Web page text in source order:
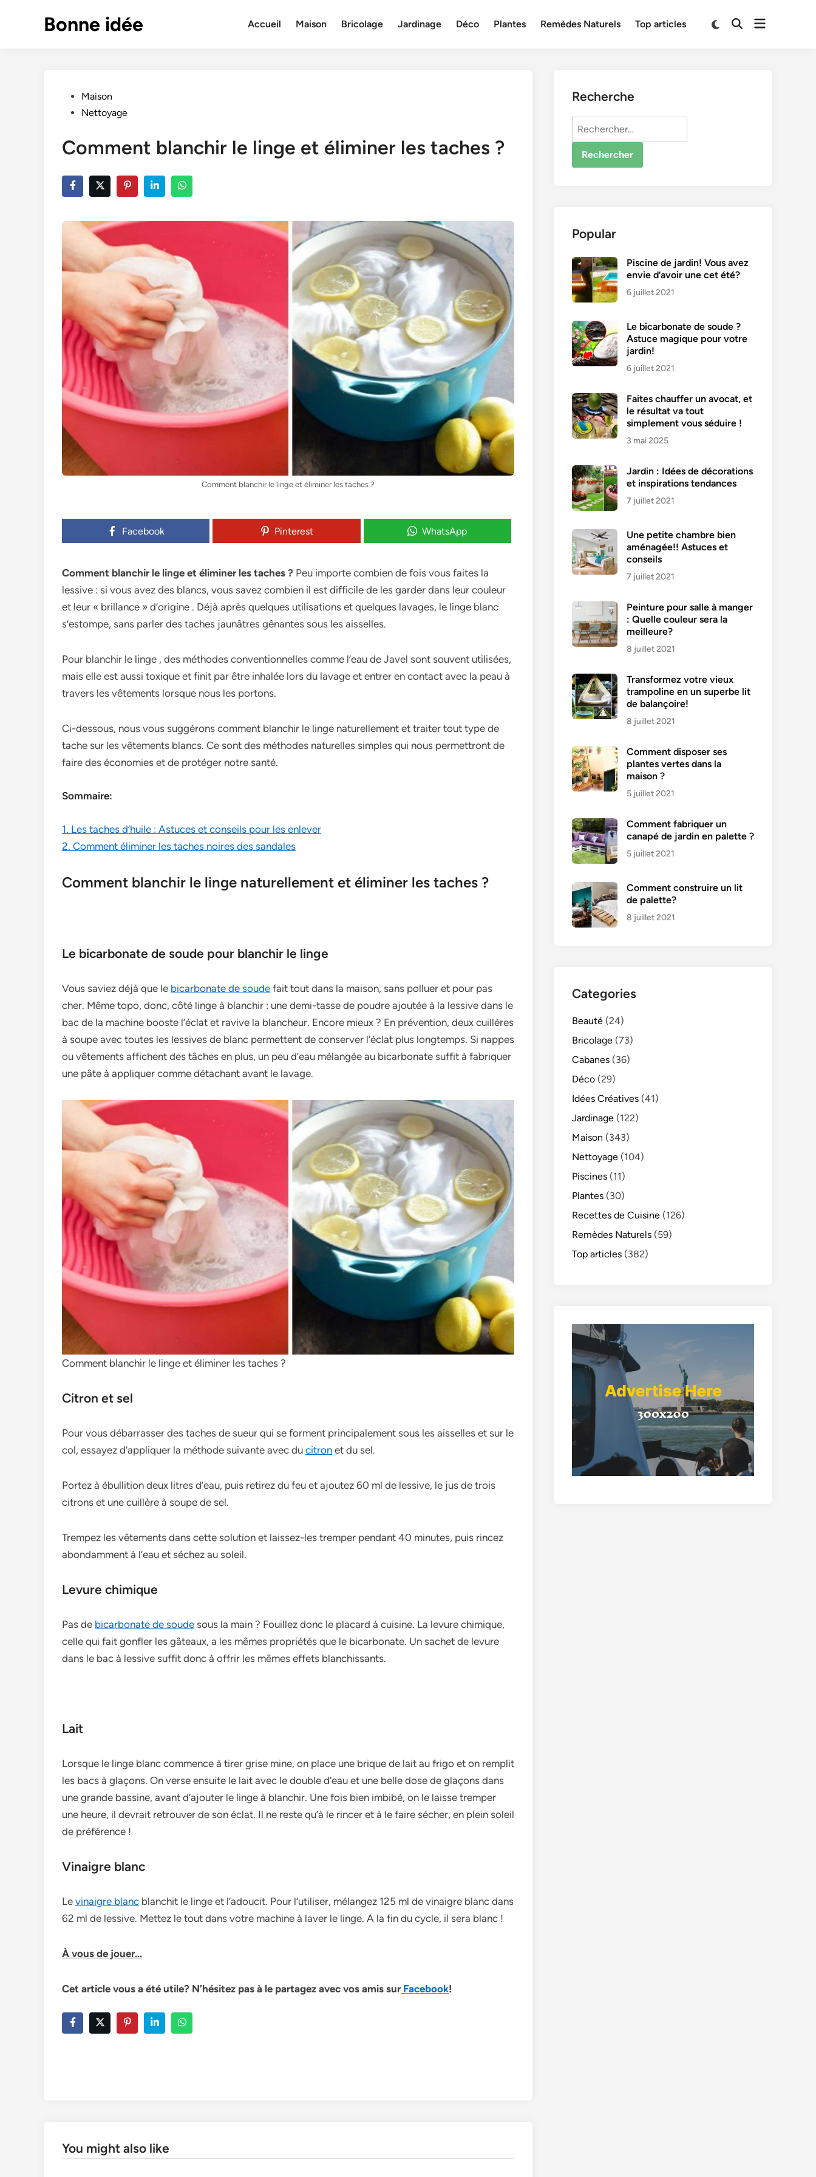
Bonne idée Accueil Maison Bricolage Jardinage Déco Plantes Remèdes Naturels Top articles
SwitchOpenOpen
PostedMaison
Nettoyage
Comment blanchir le linge et éliminer les taches ?
Comment blanchir le linge et éliminer les taches ?
Facebook Pinterest WhatsApp
Comment blanchir le linge et éliminer les taches ? Peu importe combien de fois vous faites la
lessive : si vous avez des blancs, vous savez combien il est difficile de les garder dans leur couleur
et leur « brillance » d’origine . Déjà après quelques utilisations et quelques lavages, le linge blanc
s’estompe, sans parler des taches jaunâtres gênantes sous les aisselles.
Pour blanchir le linge , des méthodes conventionnelles comme l’eau de Javel sont souvent utilisées,
mais elle est aussi toxique et finit par être inhalée lors du lavage et entrer en contact avec la peau à
travers les vêtements lorsque nous les portons.
Ci-dessous, nous vous suggérons comment blanchir le linge naturellement et traiter tout type de
tache sur les vêtements blancs. Ce sont des méthodes naturelles simples qui nous permettront de
faire des économies et de protéger notre santé.
Sommaire:
1. Les taches d’huile : Astuces et conseils pour les enlever
2. Comment éliminer les taches noires des sandales
Comment blanchir le linge naturellement et éliminer les taches ?
Le bicarbonate de soude pour blanchir le linge
Vous saviez déjà que le bicarbonate de soude fait tout dans la maison, sans polluer et pour pas
cher. Même topo, donc, côté linge à blanchir : une demi-tasse de poudre ajoutée à la lessive dans le
bac de la machine booste l’éclat et ravive la blancheur. Encore mieux ? En prévention, deux cuillères
à soupe avec toutes les lessives de blanc permettent de conserver l’éclat plus longtemps. Si nappes
ou vêtements affichent des tâches en plus, un peu d’eau mélangée au bicarbonate suffit à fabriquer
une pâte à appliquer comme détachant avant le lavage.
Comment blanchir le linge et éliminer les taches ?
Citron et sel
Pour vous débarrasser des taches de sueur qui se forment principalement sous les aisselles et sur le
col, essayez d’appliquer la méthode suivante avec du citron et du sel.
Portez à ébullition deux litres d’eau, puis retirez du feu et ajoutez 60 ml de lessive, le jus de trois
citrons et une cuillère à soupe de sel.
Trempez les vêtements dans cette solution et laissez-les tremper pendant 40 minutes, puis rincez
abondamment à l’eau et séchez au soleil.
Levure chimique
Pas de bicarbonate de soude sous la main ? Fouillez donc le placard à cuisine. La levure chimique,
celle qui fait gonfler les gâteaux, a les mêmes propriétés que le bicarbonate. Un sachet de levure
dans le bac à lessive suffit donc à offrir les mêmes effets blanchissants.
Lait
Lorsque le linge blanc commence à tirer grise mine, on place une brique de lait au frigo et on remplit
les bacs à glaçons. On verse ensuite le lait avec le double d’eau et une belle dose de glaçons dans
une grande bassine, avant d’ajouter le linge à blanchir. Une fois bien imbibé, on le laisse tremper
une heure, il devrait retrouver de son éclat. Il ne reste qu’à le rincer et à le faire sécher, en plein soleil
de préférence !
Vinaigre blanc
Le vinaigre blanc blanchit le linge et l’adoucit. Pour l’utiliser, mélangez 125 ml de vinaigre blanc dans
62 ml de lessive. Mettez le tout dans votre machine à laver le linge. A la fin du cycle, il sera blanc !
À vous de jouer…
Cet article vous a été utile? N’hésitez pas à le partagez avec vos amis surFacebook!
You might also like
Recherche
Rechercher :
Popular
Piscine de jardin! Vous avez
envie d’avoir une cet été?
6 juillet 2021
Le bicarbonate de soude ?
Astuce magique pour votre
jardin!
6 juillet 2021
Faites chauffer un avocat, et
le résultat va tout
simplement vous séduire !
3 mai 2025
Jardin : Idées de décorations
et inspirations tendances
7 juillet 2021
Une petite chambre bien
aménagée!! Astuces et
conseils
7 juillet 2021
Peinture pour salle à manger
: Quelle couleur sera la
meilleure?
8 juillet 2021
Transformez votre vieux
trampoline en un superbe lit
de balançoire!
8 juillet 2021
Comment disposer ses
plantes vertes dans la
maison ?
5 juillet 2021
Comment fabriquer un
canapé de jardin en palette ?
5 juillet 2021
Comment construire un lit
de palette?
8 juillet 2021
Categories
Beauté (24)
Bricolage (73)
Cabanes (36)
Déco (29)
Idées Créatives (41)
Jardinage (122)
Maison (343)
Nettoyage (104)
Piscines (11)
Plantes (30)
Recettes de Cuisine (126)
Remèdes Naturels (59)
Top articles (382)